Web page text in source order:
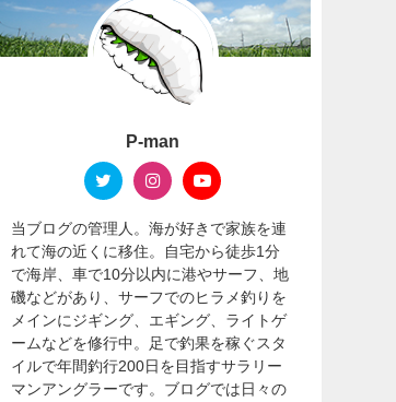
P-man
当ブログの管理人。海が好きで家族を連
れて海の近くに移住。自宅から徒歩1分
で海岸、車で10分以内に港やサーフ、地
磯などがあり、サーフでのヒラメ釣りを
メインにジギング、エギング、ライトゲ
ームなどを修行中。足で釣果を稼ぐスタ
イルで年間釣行200日を目指すサラリー
マンアングラーです。ブログでは日々の